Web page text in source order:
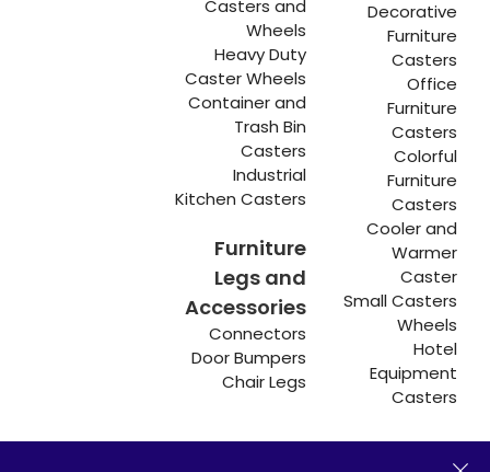
Decorative
Furniture
Casters
Office
Furniture
Casters
Colorful
Furniture
Casters
Cooler and
Warmer
Caster
Small Casters
Wheels
Hotel
Equipment
Casters
Casters and
Wheels
Heavy Duty
Caster Wheels
Container and
Trash Bin
Casters
Industrial
Kitchen Casters
Furniture
Legs and
Accessories
Connectors
Door Bumpers
Chair Legs